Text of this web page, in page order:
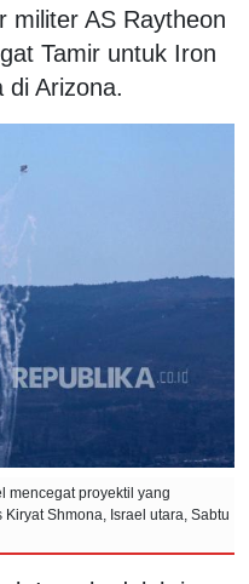
militer AS Raytheon
Tamir untuk Iron
di Arizona.
mencegat proyektil yang
Shmona, Israel utara, Sabtu